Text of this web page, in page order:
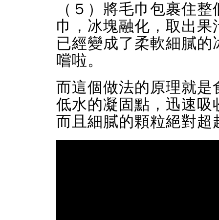
（５）將毛巾包裹住
巾，冰塊融化，取出
已經變成了柔軟細膩
嚐啦。
而這個做法的原理就
低水的凝固點，迅速
而且細膩的顆粒絕對超